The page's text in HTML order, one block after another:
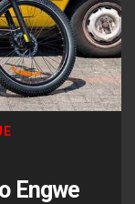
Engwe